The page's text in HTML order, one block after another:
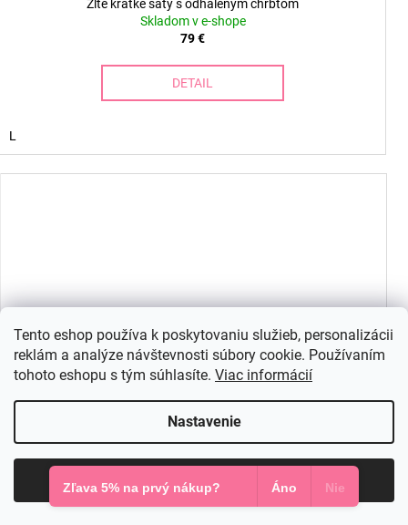
Tento eshop používa k poskytovaniu služieb, personalizácii
reklám a analýze návštevnosti súbory cookie. Používaním
tohoto eshopu s tým súhlasíte. Viac informácií
Nastavenie
Súhlasím
Žlté krátke šaty s odhaleným chrbtom
Skladom v e-shope
79 €
DETAIL
L
Zľava 5% na prvý nákup? Áno Nie